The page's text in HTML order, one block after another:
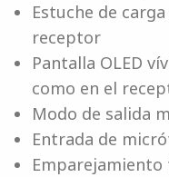
Estuche de
receptor
Pantalla OLED
como en el
Modo de salida
Entrada de